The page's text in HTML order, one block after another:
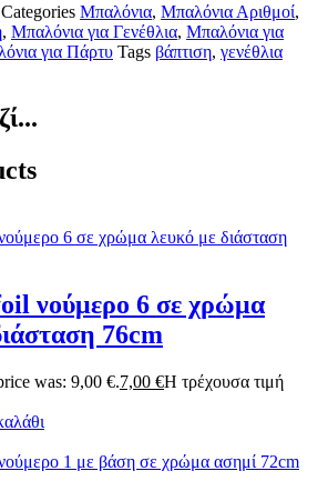
Categories Μπαλόνια, Μπαλόνια Αριθμοί,
, Μπαλόνια για Γενέθλια, Μπαλόνια για
για Πάρτυ Tags βάπτιση, γενέθλια
νούμερο 6 σε χρώμα
76cm
was: 9,00 €.7,00 €Η τρέχουσα τιμή